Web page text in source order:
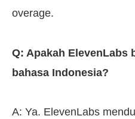
overage.
Q: Apakah ElevenLabs
bahasa Indonesia?
A: Ya. ElevenLabs